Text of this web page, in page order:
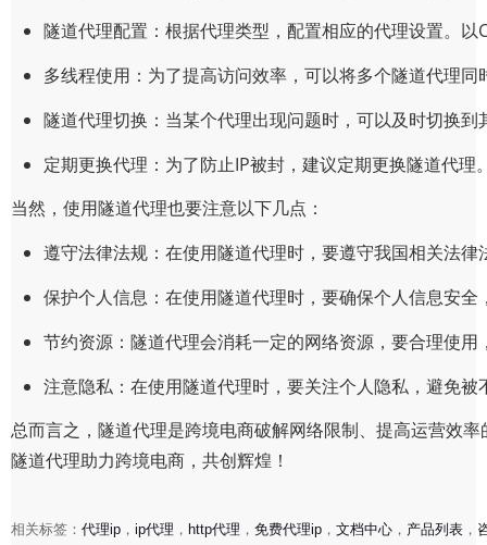
隧道代理配置：根据代理类型，配置相应的代理设置
多线程使用：为了提高访问效率，可以将多个隧道代理
隧道代理切换：当某个代理出现问题时，可以及时切换
定期更换代理：为了防止IP被封，建议定期更换隧道代
当然，使用隧道代理也要注意以下几点：
遵守法律法规：在使用隧道代理时，要遵守我国相关法
保护个人信息：在使用隧道代理时，要确保个人信息安全
节约资源：隧道代理会消耗一定的网络资源，要合理使用
注意隐私：在使用隧道代理时，要关注个人隐私，避免被
总而言之，隧道代理是跨境电商破解网络限制、提高运营效
隧道代理助力跨境电商，共创辉煌！
相关标签： 代理ip ， ip代理 ， http代理 ， 免费代理ip ， 文档中心 ， 产品列表 ，